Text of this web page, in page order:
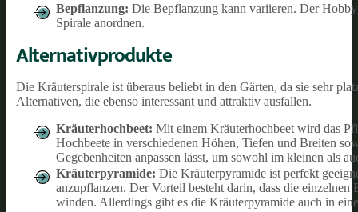
Bepflanzung: Die Bepflanzung kann variieren. Der
Spirale anordnen.
Alternativprodukte
Die Kräuterspirale ist überaus beliebt in den Gärten, da sie sehr
Alternativen, die ebenso interessant und attraktiv ausfallen.
Kräuterhochbeet: Mit einem Kräuterhochbeet wird das
Hochbeete in verschiedenen Höhen, Tiefen und Breiten
Gegebenheiten anpassen lässt, um sowohl im kleinen als
Kräuterpyramide: Die Kräuterpyramide ist perfekt
anzupflanzen. Der Vorteil besteht darin, dass die
winden. Allerdings gibt es die Kräuterpyramide auch in